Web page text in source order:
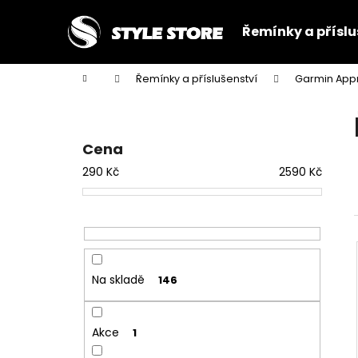
Řemínky a
Domů Řemínky a příslušenství Garmin
Cena
290 Kč 2590 Kč
Na skladě 146
Akce 1
í
Zpět
do
Zpět
do